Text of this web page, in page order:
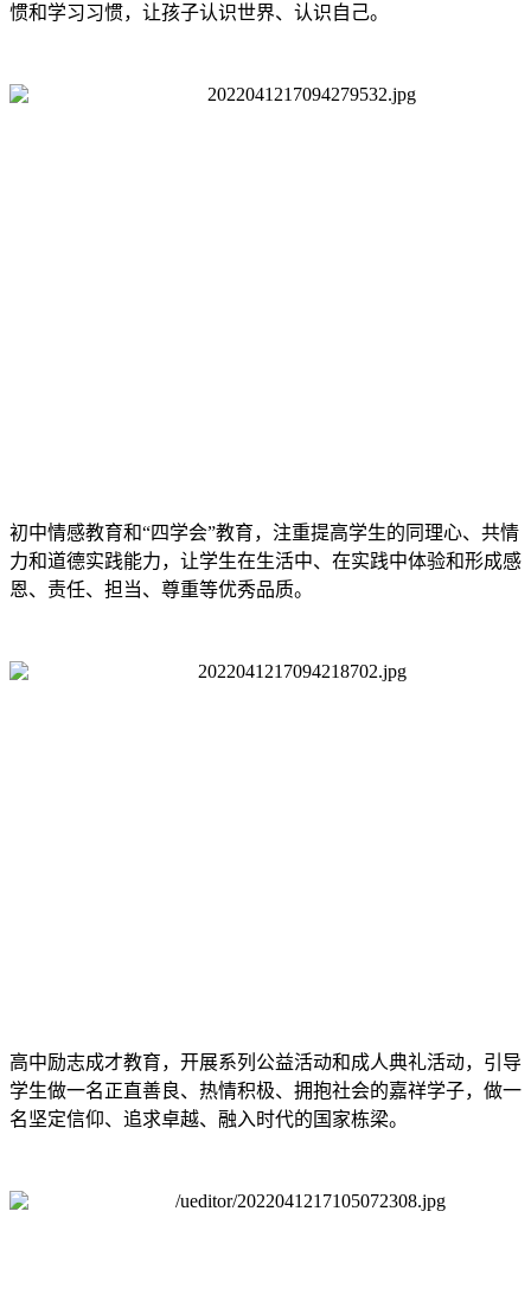
惯和学习习惯，让孩子认识世界、认识自己。
初中情感教育和“四学会”教育，注重提高学生的同理心、共情
力和道德实践能力，让学生在生活中、在实践中体验和形成感
恩、责任、担当、尊重等优秀品质。
高中励志成才教育，开展系列公益活动和成人典礼活动，引导
学生做一名正直善良、热情积极、拥抱社会的嘉祥学子，做一
名坚定信仰、追求卓越、融入时代的国家栋梁。